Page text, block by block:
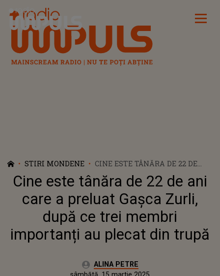
Radio Impuls
STIRI MONDENE
CINE ESTE TÂNĂRA DE 22 DE
ANI CARE A PRELUAT GAȘCA
ZURLI, DUPĂ CE TREI MEMBRI
IMPORTANȚI AU PLECAT DIN
TRUPĂ
Cine este tânăra de 22 de ani
care a preluat Gașca Zurli,
după ce trei membri
importanți au plecat din trupă
Autor:ALINA PETRE
vineri, 15 martie 2024Actualizat: